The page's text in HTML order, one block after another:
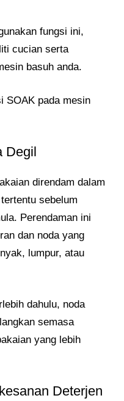
fungsi ini,
cucian serta
basuh anda.
SOAK pada mesin
Degil
direndam dalam
sebelum
Perendaman ini
dan noda yang
lumpur, atau
dahulu, noda
semasa
yang lebih
Deterjen